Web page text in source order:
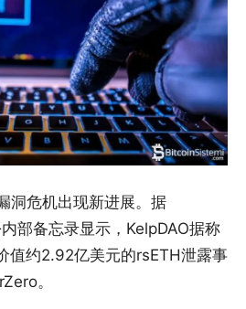
洞危机出现新进展。据
部备忘录显示，KelpDAO据称
值约2.92亿美元的rsETH泄露事
。